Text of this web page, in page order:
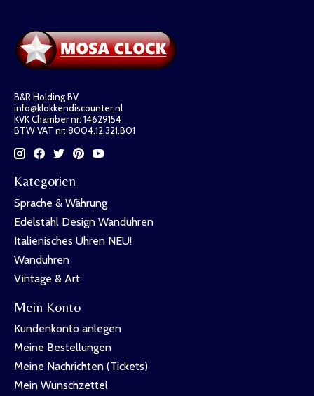
B&R Holding BV
info@klokkendiscounter.nl
KVK Chamber nr: 14629154
BTW VAT nr: 8004.12.321.B01
Kategorien
Sprache & Währung
Edelstahl Design Wanduhren
Italienisches Uhren NEU!
Wanduhren
Vintage & Art
Mein Konto
Kundenkonto anlegen
Meine Bestellungen
Meine Nachrichten (Tickets)
Mein Wunschzettel